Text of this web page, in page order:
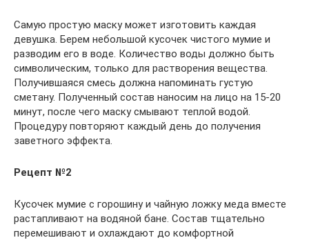
Самую простую маску может изготовить каждая
девушка. Берем небольшой кусочек чистого мумие и
разводим его в воде. Количество воды должно быть
символическим, только для растворения вещества.
Получившаяся смесь должна напоминать густую
сметану. Полученный состав наносим на лицо на 15-20
минут, после чего маску смывают теплой водой.
Процедуру повторяют каждый день до получения
заветного эффекта.
Рецепт №2
Кусочек мумие с горошину и чайную ложку меда вместе
растапливают на водяной бане. Состав тщательно
перемешивают и охлаждают до комфортной